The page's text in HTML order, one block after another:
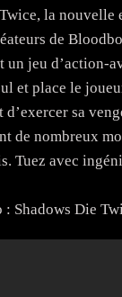
la
de
jeu d’action-
et place le
sa
de nombreux
Tuez avec
Shadows Die